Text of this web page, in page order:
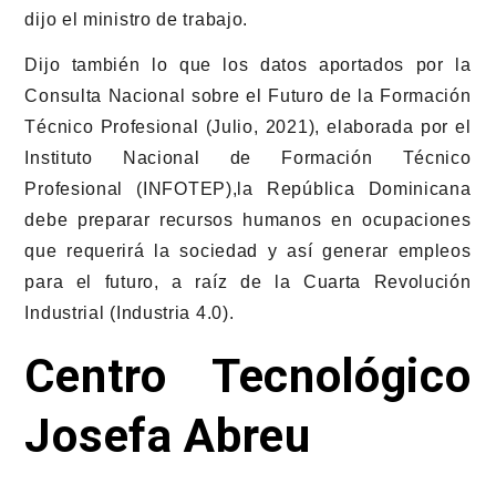
dijo el ministro de trabajo.
Dijo también lo que los datos aportados por la
Consulta Nacional sobre el Futuro de la Formación
Técnico Profesional (Julio, 2021), elaborada por el
Instituto Nacional de Formación Técnico
Profesional (INFOTEP),la República Dominicana
debe preparar recursos humanos en ocupaciones
que requerirá la sociedad y así generar empleos
para el futuro, a raíz de la Cuarta Revolución
Industrial (Industria 4.0).
Centro Tecnológico
Josefa Abreu